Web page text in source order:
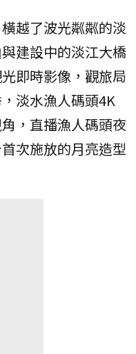
越了波光粼粼的淡
建設中的淡江大橋
即時影像，觀旅局
淡水漁人碼頭4K
，直播漁人碼頭夜
次施放的月亮造型